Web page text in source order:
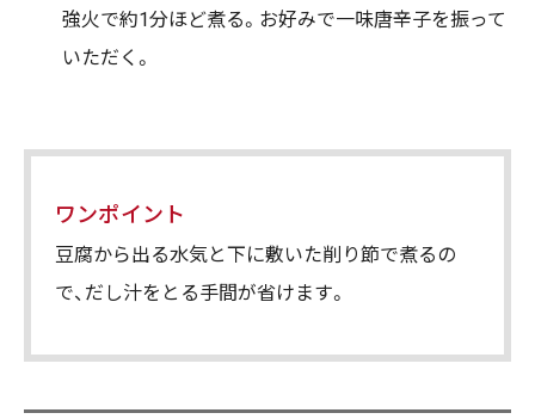
強火で約1分ほど煮る。お好みで一味唐辛子を振って
いただく。
ワンポイント
豆腐から出る水気と下に敷いた削り節で煮るの
で、だし汁をとる手間が省けます。